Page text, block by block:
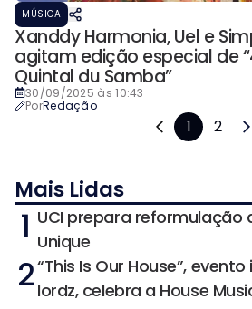
MÚSICA
Xanddy Harmonia, Uel e
agitam edição especial de
Quintal du Samba”
30/09/2025 às 10:43
PorRedação
1 2
Mais Lidas
1 UCI prepara reformulação
Unique
2“This Is Our House”,
Iordz, celebra a House